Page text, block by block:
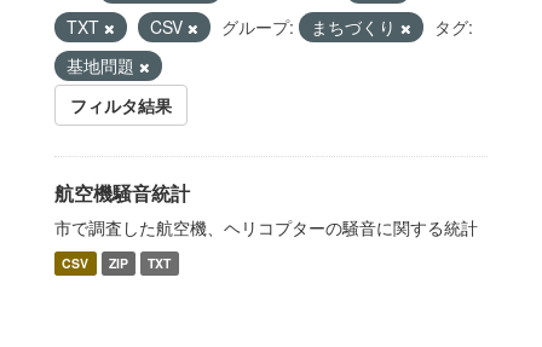
TXT
CSV グループ: まちづくり
タグ:
基地問題
フィルタ結果
航空機騒音統計
市で調査した航空機、ヘリコプターの騒音に関する統計
CSV ZIP TXT